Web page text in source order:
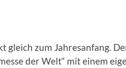
gleich zum Jahresanfang.
der Welt“ mit einem